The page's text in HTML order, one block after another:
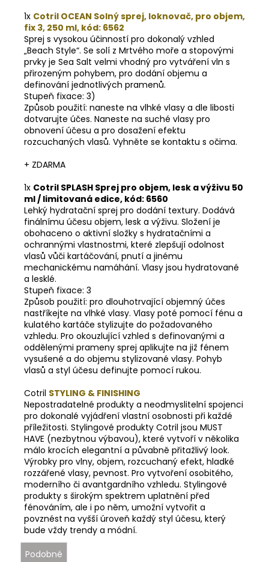
1x Cotril OCEAN Solný sprej, loknovač, pro objem,
fix 3, 250 ml, kód: 6562
Sprej s vysokou účinností pro dokonalý vzhled
„Beach Style“. Se solí z Mrtvého moře a stopovými
prvky je Sea Salt velmi vhodný pro vytváření vln s
přirozeným pohybem, pro dodání objemu a
definování jednotlivých pramenů.
Stupeň fixace: 3)
Způsob použití: naneste na vlhké vlasy a dle libosti
dotvarujte účes. Naneste na suché vlasy pro
obnovení účesu a pro dosažení efektu
rozcuchaných vlasů. Vyhněte se kontaktu s očima.
+ ZDARMA
1x Cotril SPLASH Sprej pro objem, lesk a výživu 50
ml / limitovaná edice, kód: 6560
Lehký hydratační sprej pro dodání textury. Dodává
finálnímu účesu objem, lesk a výživu. Složení je
obohaceno o aktivní složky s hydratačními a
ochrannými vlastnostmi, které zlepšují odolnost
vlasů vůči kartáčování, pnutí a jinému
mechanickému namáhání. Vlasy jsou hydratované
a lesklé.
Stupeň fixace: 3
Způsob použití: pro dlouhotrvající objemný účes
nastříkejte na vlhké vlasy. Vlasy poté pomocí fénu a
kulatého kartáče stylizujte do požadovaného
vzhledu. Pro okouzlující vzhled s definovanými a
oddělenými prameny sprej aplikujte na již fénem
vysušené a do objemu stylizované vlasy. Pohyb
vlasů a styl účesu definujte pomocí rukou.
Cotril STYLING & FINISHING
Nepostradatelné produkty a neodmyslitelní spojenci
pro dokonalé vyjádření vlastní osobnosti při každé
příležitosti. Stylingové produkty Cotril jsou MUST
HAVE (nezbytnou výbavou), které vytvoří v několika
málo krocích elegantní a půvabně přitažlivý look.
Výrobky pro vlny, objem, rozcuchaný efekt, hladké
rozzářené vlasy, pevnost. Pro vytvoření osobitého,
moderního či avantgardního vzhledu. Stylingové
produkty s širokým spektrem uplatnění před
fénováním, ale i po něm, umožní vytvořit a
povznést na vyšší úroveň každý styl účesu, který
bude vždy trendy a módní.
Podobné